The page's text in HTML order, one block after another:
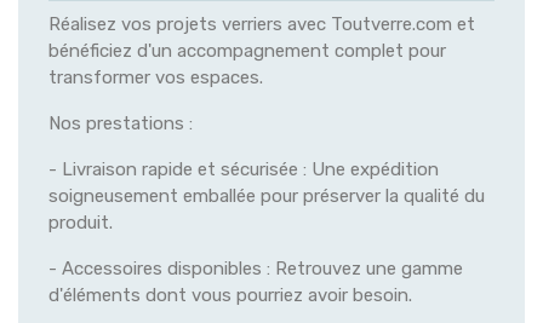
Réalisez vos projets verriers avec Toutverre.com et
bénéficiez d'un accompagnement complet pour
transformer vos espaces.
Nos prestations :
- Livraison rapide et sécurisée : Une expédition
soigneusement emballée pour préserver la qualité du
produit.
- Accessoires disponibles : Retrouvez une gamme
d'éléments dont vous pourriez avoir besoin.